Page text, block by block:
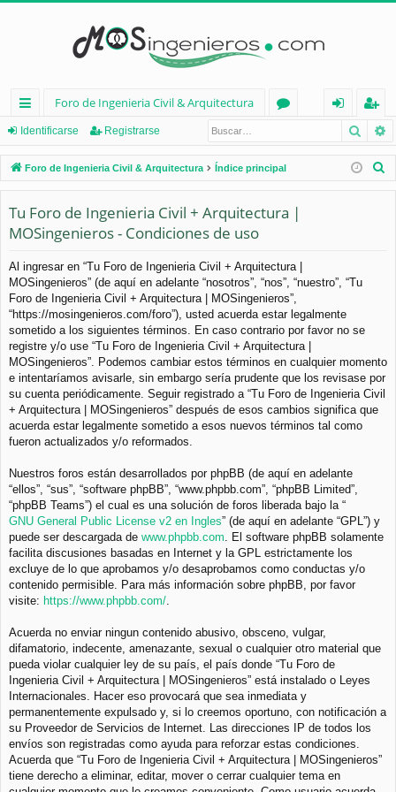
nl
ac
es
rá
pi
d
os
Foro de Ingenieria Civil & Arquitectura
os
nt
ifi
eg
ist
ra
Identificarse Registrarse
Foro de Ingenieria Civil & Arquitectura Índice principal
Tu Foro de Ingenieria Civil + Arquitectura |
MOSingenieros - Condiciones de uso
Al ingresar en “Tu Foro de Ingenieria Civil + Arquitectura |
MOSingenieros” (de aquí en adelante “nosotros”, “nos”, “nuestro”, “Tu
Foro de Ingenieria Civil + Arquitectura | MOSingenieros”,
“https://mosingenieros.com/foro”), usted acuerda estar legalmente
sometido a los siguientes términos. En caso contrario por favor no se
registre y/o use “Tu Foro de Ingenieria Civil + Arquitectura |
MOSingenieros”. Podemos cambiar estos términos en cualquier momento
e intentaríamos avisarle, sin embargo sería prudente que los revisase por
su cuenta periódicamente. Seguir registrado a “Tu Foro de Ingenieria Civil
+ Arquitectura | MOSingenieros” después de esos cambios significa que
acuerda estar legalmente sometido a esos nuevos términos tal como
fueron actualizados y/o reformados.
Nuestros foros están desarrollados por phpBB (de aquí en adelante
“ellos”, “sus”, “software phpBB”, “www.phpbb.com”, “phpBB Limited”,
“phpBB Teams”) el cual es una solución de foros liberada bajo la “
GNU General Public License v2 en Ingles” (de aquí en adelante “GPL”) y
puede ser descargada de www.phpbb.com . El software phpBB solamente
facilita discusiones basadas en Internet y la GPL estrictamente los
excluye de lo que aprobamos y/o desaprobamos como conductas y/o
contenido permisible. Para más información sobre phpBB, por favor
visite: https://www.phpbb.com/
Acuerda no enviar ningun contenido abusivo, obsceno, vulgar,
difamatorio, indecente, amenazante, sexual o cualquier otro material que
pueda violar cualquier ley de su país, el país donde “Tu Foro de
Ingenieria Civil + Arquitectura | MOSingenieros” está instalado o Leyes
Internacionales. Hacer eso provocará que sea inmediata y
permanentemente expulsado y, si lo creemos oportuno, con notificación a
su Proveedor de Servicios de Internet. Las direcciones IP de todos los
envíos son registradas como ayuda para reforzar estas condiciones.
Acuerda que “Tu Foro de Ingenieria Civil + Arquitectura | MOSingenieros”
tiene derecho a eliminar, editar, mover o cerrar cualquier tema en